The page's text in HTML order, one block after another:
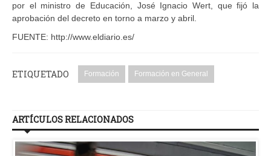
por el ministro de Educación, José Ignacio Wert, que fijó la
aprobación del decreto en torno a marzo y abril.
FUENTE: http://www.eldiario.es/
ETIQUETADO Formación Formación en General
ARTÍCULOS RELACIONADOS